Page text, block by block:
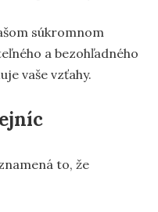
súkromnom
a bezohľadného
vaše vzťahy.
to, že